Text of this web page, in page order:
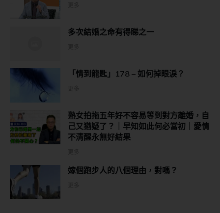
多次結婚之命有得睇之一
「情到龍匙」178 – 如何掉眼淚？
熟女拍拖五年好不容易等到對方離婚，自
己又猶疑了？｜早知如此何必當初｜愛情
不清醒永無好結果
嫁個跑步人的八個理由，對嗎？